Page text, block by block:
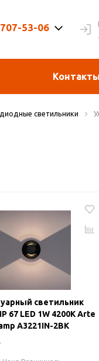
53-06
Контакты
светильники
светильник
67 LED 1W 4200K Arte
A3221IN-2BK